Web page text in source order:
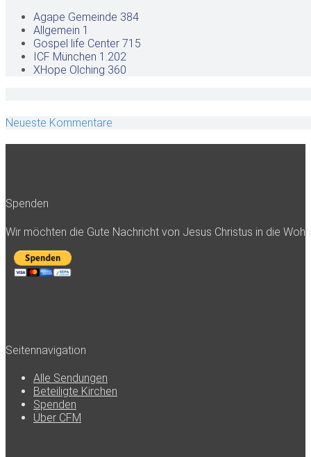
Agape Gemeinde 384
Allgemein 1
Gospel life Center 715
ICF München 1.202
XHope Olching 360
Neueste Kommentare
Spenden
Wir möchten die Gute Nachricht von Jesus Christus in die
Seitennavigation
Alle Sendungen
Beteiligte Kirchen
Spenden
Über CFM